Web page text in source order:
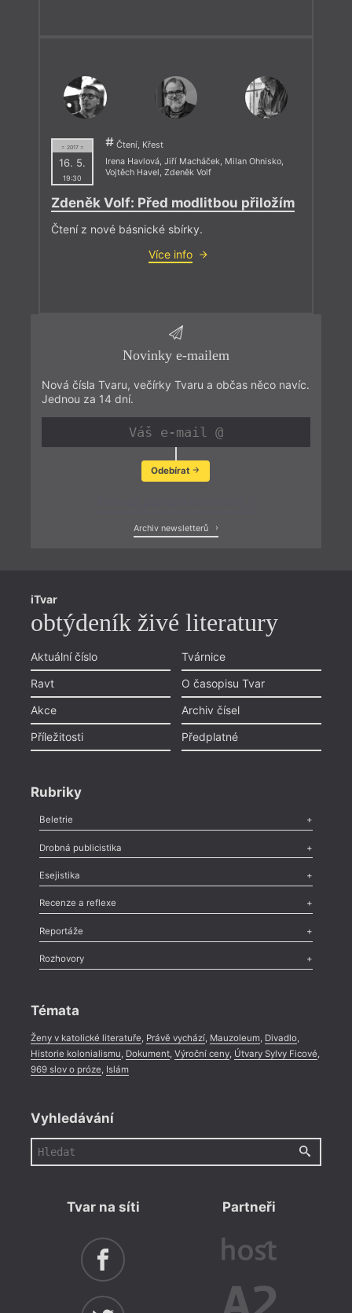
= 2017 =
16. 5.
19:30
Čtení, Křest
Irena Havlová, Jiří Macháček, Milan Ohnisko,
Vojtěch Havel , Zdeněk Volf
Zdeněk Volf: Před modlitbou přiložím
Čtení z nové básnické sbírky.
Více info
Novinky e-mailem
Nová čísla Tvaru, večírky Tvaru a občas něco navíc.
Jednou za 14 dní.
Odebírat
Archiv newsletterů
iTvar
obtýdeník živé literatury
Aktuální číslo
Ravt
Akce
Příležitosti
Tvárnice
O časopisu Tvar
Archiv čísel
Předplatné
Rubriky
Beletrie
Poezie,Próza,Dokumenty
Drobná publicistika
Odlesk
Nekrolog,Glosa,Sloupek,Pozvánka,Literární soutěž,
Esejistika
Esej ,Pádlo,Úvaha
Recenze a reflexe
Recenze
Méně slov o próze,Celá rubrika
Reportáže
Literární zítřky
Celá rubrika
Rozhovory
Témata
Ženy v katolické literatuře, Právě vychází, Mauzoleum, Divadlo,
Historie kolonialismu, Dokument, Výroční ceny, Útvary Sylvy Ficové,
969 slov o próze, Islám
Vyhledávání
Tvar na síti Partneři